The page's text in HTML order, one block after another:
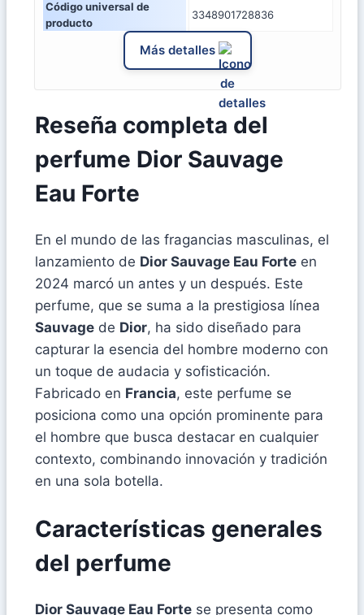
Código universal de
producto
3348901728836
Más detalles
Reseña completa del
perfume Dior Sauvage
Eau Forte
En el mundo de las fragancias masculinas, el
lanzamiento de Dior Sauvage Eau Forte en
2024 marcó un antes y un después. Este
perfume, que se suma a la prestigiosa línea
Sauvage de Dior, ha sido diseñado para
capturar la esencia del hombre moderno con
un toque de audacia y sofisticación.
Fabricado en Francia, este perfume se
posiciona como una opción prominente para
el hombre que busca destacar en cualquier
contexto, combinando innovación y tradición
en una sola botella.
Características generales
del perfume
Dior Sauvage Eau Forte se presenta como